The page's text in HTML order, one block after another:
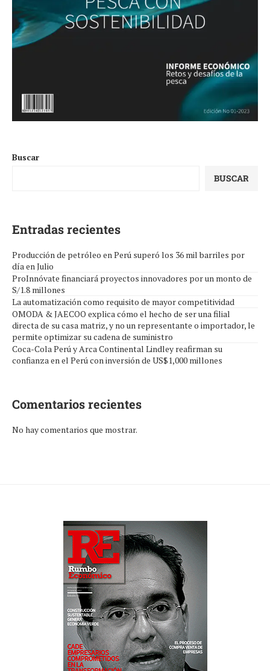
Buscar
BUSCAR
Entradas recientes
Producción de petróleo en Perú superó los 36 mil barriles por
día en Julio
ProInnóvate financiará proyectos innovadores por un monto de
S/1.8 millones
La automatización como requisito de mayor competitividad
OMODA & JAECOO explica cómo el hecho de ser una filial
directa de su casa matriz, y no un representante o importador, le
permite optimizar su cadena de suministro
Coca-Cola Perú y Arca Continental Lindley reafirman su
confianza en el Perú con inversión de US$1,000 millones
Comentarios recientes
No hay comentarios que mostrar.